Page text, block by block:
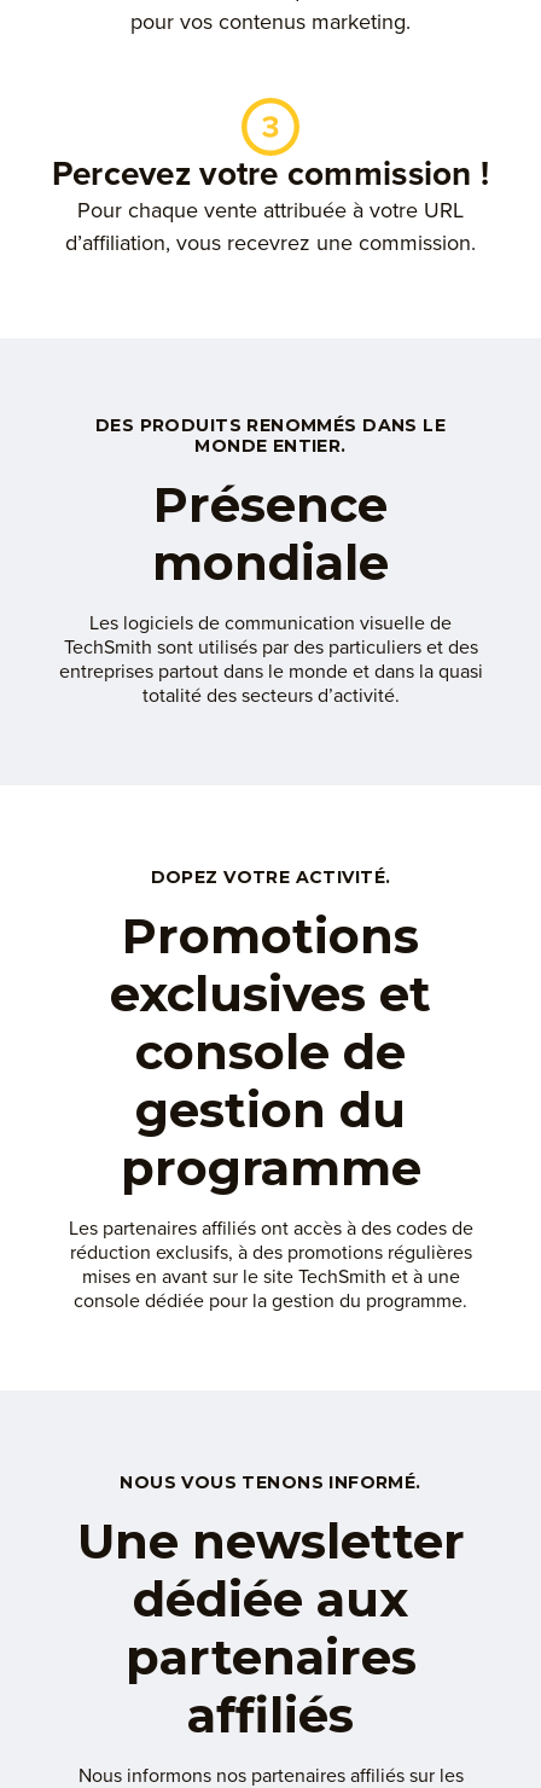
pour vos contenus marketing.
Percevez votre commission !
Pour chaque vente attribuée à votre URL
d’affiliation, vous recevrez une commission.
DES PRODUITS RENOMMÉS DANS LE
MONDE ENTIER.
Présence
mondiale
Les logiciels de communication visuelle de
TechSmith sont utilisés par des particuliers et des
entreprises partout dans le monde et dans la quasi
totalité des secteurs d’activité.
DOPEZ VOTRE ACTIVITÉ.
Promotions
exclusives et
console de
gestion du
programme
Les partenaires affiliés ont accès à des codes de
réduction exclusifs, à des promotions régulières
mises en avant sur le site TechSmith et à une
console dédiée pour la gestion du programme.
NOUS VOUS TENONS INFORMÉ.
Une newsletter
dédiée aux
partenaires
affiliés
Nous informons nos partenaires affiliés sur les